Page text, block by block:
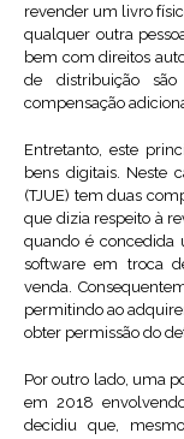
revender um livro
qualquer outra
bem com direitos
de distribuição
compensação
Entretanto, este
bens digitais. Neste
(TJUE) tem duas
que dizia respeito à
quando é concedida
software em troca
venda.
permitindo ao
obter permissão do
Por outro lado, uma
em 2018
decidiu que,